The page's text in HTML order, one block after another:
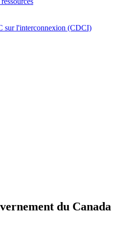
sur l'interconnexion (CDCI)
du Canada